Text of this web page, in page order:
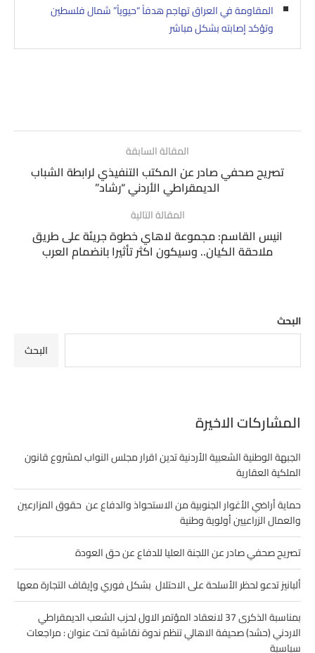
المقاومة في العراق تهاجم هدفاً “حيوياً” شمال فلسطين
وتؤكد إصابته بشكل مباشر
المقالة السابقة
تصريح صحفي صادر عن المكتب التنفيذي لرابطة الشباب
الديمقراطي الأردني “رشاد”
المقالة التالية
انيس القاسم: مجموعة لاهاي خطوة جريئة على طريق
ملاحقة الكيان.. وسيكون اكثر تأثيرا بانضمام العرب
البحث
البحث
المشاركات الاخيرة
الجبهة الوطنية الشعبية الأردنية تدين اقرار مجلس النواب لمشروع قانون
الملكية العقارية
حماية أراضي الأغوار الجنوبية من الاستحواذ والدفاع عن حقوق المزارعين
والعمال الزراعيين أولوية وطنية
تصريح صحفي صادر عن اللجنة العليا للدفاع عن حق العودة
ألبانيز تدعو لحظر الأسلحة على الاحتلال بشكل فوري وإيقاف التجارة معها
بمناسبة الذكرى 37 لانعقاد المؤتمر الاول لحزب الشعب الديمقراطي
الاردني (حشد) صحيفة الاهالي تنظم ندوة نقاشية تحت عنوان : مراجعات
سياسية